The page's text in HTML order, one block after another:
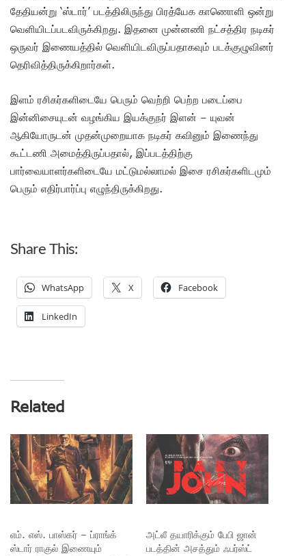
தேதியன்று ‘ஸ்டார்’ படத்திலிருந்து பிரத்யேக காணொளி ஒன்று
வெளியிடப்படவிருக்கிறது. இதனை முன்னணி நட்சத்திர நடிகர்
ஒருவர் இணையத்தில் வெளியிடவிருப்பதாகவும் படக்குழுவினர்
தெரிவித்திருக்கிறார்கள்.
இளம் ரசிகர்களிடையே பெரும் வெற்றி பெற்ற படைப்பை
இன்னிசையுடன் வழங்கிய இயக்குநர் இளன் – யுவன்
ஆகியோருடன் முதன்முறையாக நடிகர் கவினும் இணைந்து
கூட்டணி அமைத்திருப்பதால், இப்படத்திற்கு
பார்வையாளர்களிடையே மட்டுமல்லாமல் இசை ரசிகர்களிடமும்
பெரும் எதிர்பார்ப்பு எழுந்திருக்கிறது.
Share This:
WhatsApp X Facebook
LinkedIn
Related
எம். எஸ். பாஸ்கர் – ப்ராங்க்
ஸ்டார் ராகுல் இணையும்
அட்லீ தயாரிக்கும் பேபி ஜான்
படத்தின் அசத்தும் ஃபர்ஸ்ட்